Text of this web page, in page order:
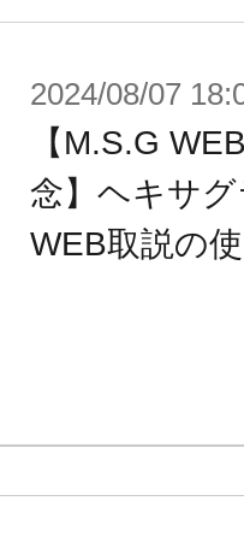
2024/08/07
【M.S.G
念】ヘキサ
WEB取説の